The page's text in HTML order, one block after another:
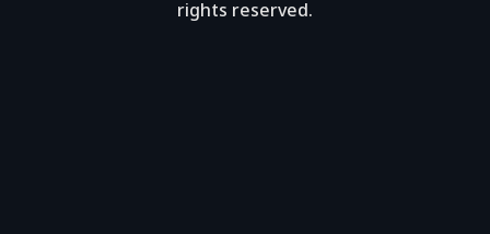
rights reserved.